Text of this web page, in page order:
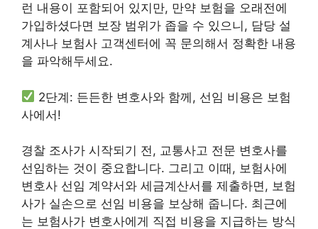
런 내용이 포함되어 있지만, 만약 보험을 오래전에
가입하셨다면 보장 범위가 좁을 수 있으니, 담당 설
계사나 보험사 고객센터에 꼭 문의해서 정확한 내용
을 파악해두세요.
2단계: 든든한 변호사와 함께, 선임 비용은 보험
사에서!
경찰 조사가 시작되기 전, 교통사고 전문 변호사를
선임하는 것이 중요합니다. 그리고 이때, 보험사에
변호사 선임 계약서와 세금계산서를 제출하면, 보험
사가 실손으로 선임 비용을 보상해 줍니다. 최근에
는 보험사가 변호사에게 직접 비용을 지급하는 방식